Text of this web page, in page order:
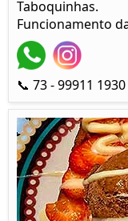
Taboquinhas.
Funcionamento
📞 73 - 99911